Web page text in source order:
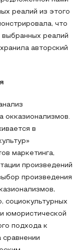
реалий из этого
что
выбранных реалий
авторский
окказионализмов.
в
маркетинга,
произведений
произведения
социокультурных
юмористической
подхода к
сравнении